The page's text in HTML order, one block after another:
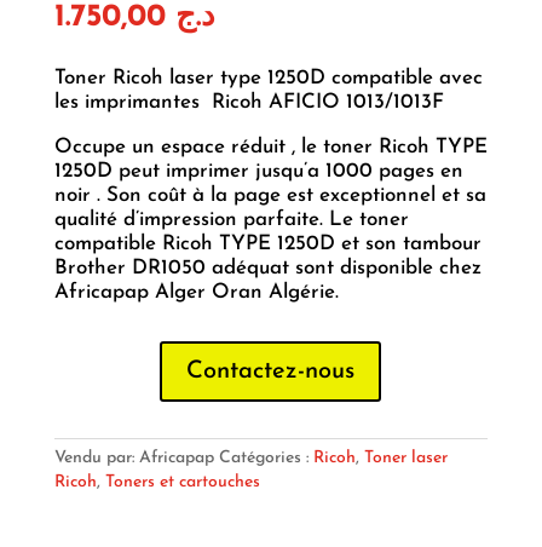
د.ج 1.750,00
Toner Ricoh laser type 1250D compatible avec
les imprimantes Ricoh AFICIO 1013/1013F
Occupe un espace réduit , le toner Ricoh TYPE
1250D peut imprimer jusqu’a 1000 pages en
noir . Son coût à la page est exceptionnel et sa
qualité d’impression parfaite. Le toner
compatible Ricoh TYPE 1250D et son tambour
Brother DR1050 adéquat sont disponible chez
Africapap Alger Oran Algérie.
Contactez-nous
Vendu par: Africapap Catégories : Ricoh, Toner laser
Ricoh, Toners et cartouches